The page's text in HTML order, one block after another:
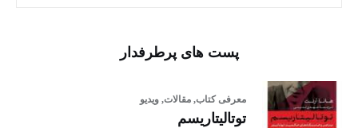
پست های پرطرفدار
معرفی کتاب, مقالات, ویدیو
توتالیتاریسم